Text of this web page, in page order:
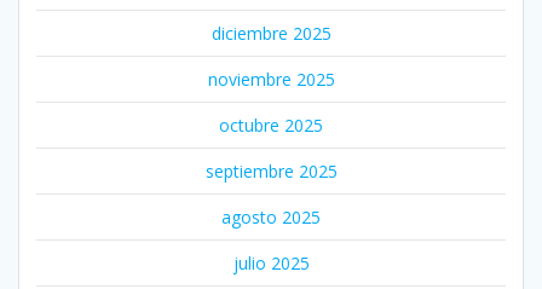
diciembre 2025
noviembre 2025
octubre 2025
septiembre 2025
agosto 2025
julio 2025